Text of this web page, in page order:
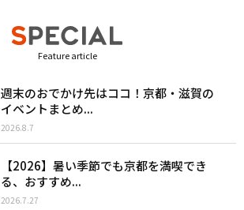
Feature article
週末のおでかけ先はココ！京都・滋賀の
イベントまとめ...
2026.8.7
【2026】暑い季節でも京都を満喫でき
る、おすすめ...
2026.7.27